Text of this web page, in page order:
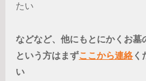
た
などなど、他にもとにかくお墓
という方はまずここから連絡く
い